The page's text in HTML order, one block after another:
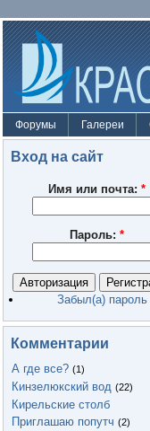
Форумы Галереи
Вход на сайт
Имя или почта: *
Пароль: *
Забыл(а) пароль
Комментарии
А где все? (1)
Кинзелюкский вод (22)
Кирельские столб
Приглашаю попутч (2)